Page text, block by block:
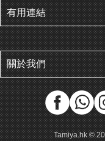
有用連結
關於我們
Tamiya.hk ©